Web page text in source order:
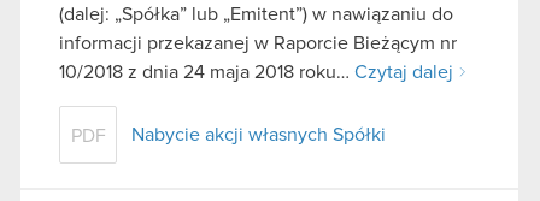
(dalej: „Spółka” lub „Emitent”) w nawiązaniu do
informacji przekazanej w Raporcie Bieżącym nr
10/2018 z dnia 24 maja 2018 roku… Czytaj dalej
PDF Nabycie akcji własnych Spółki